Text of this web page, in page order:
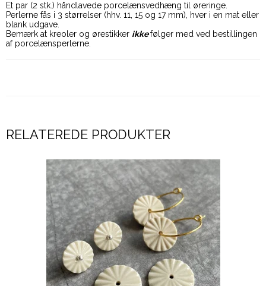
Et par (2 stk.) håndlavede porcelænsvedhæng til øreringe.
Perlerne fås i 3 størrelser (hhv. 11, 15 og 17 mm), hver i en mat eller
blank udgave.
Bemærk at kreoler og ørestikker ikkefølger med ved bestillingen
af porcelænsperlerne.
RELATEREDE PRODUKTER